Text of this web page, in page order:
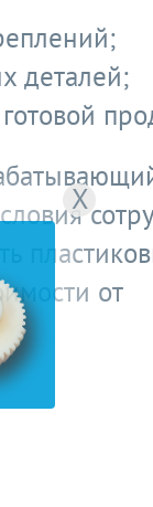
деталей;
от
X